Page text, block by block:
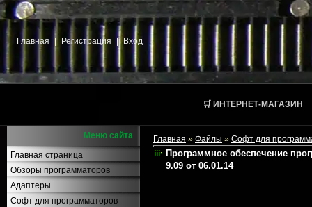
Главная Регистрация | Вход
🛒 ИНТЕРНЕТ-МАГАЗИН
Меню сайта
Главная страница
Обзоры программаторов
Адаптеры
Софт для программаторов
Главная » Файлы » Софт для
Программное обеспечение
9.09 от 06.01.14